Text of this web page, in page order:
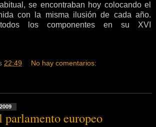
se encontraban hoy colocando el
con la misma ilusión de cada año.
los componentes en su XVI
22:49 No hay comentarios:
parlamento europeo